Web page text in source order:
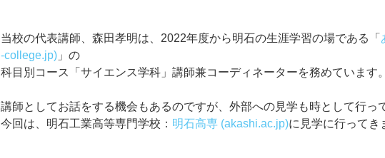
当校の代表講師、森田孝明は、2022年度から明石の生涯学習の場である「
-college.jp) 」の
科目別コース「サイエンス学科」講師兼コーディネーターを務めています。
講師としてお話をする機会もあるのですが、外部への見学も時として行っ
今回は、明石工業高等専門学校： 明石高専 (akashi.ac.jp)に見学に行ってき